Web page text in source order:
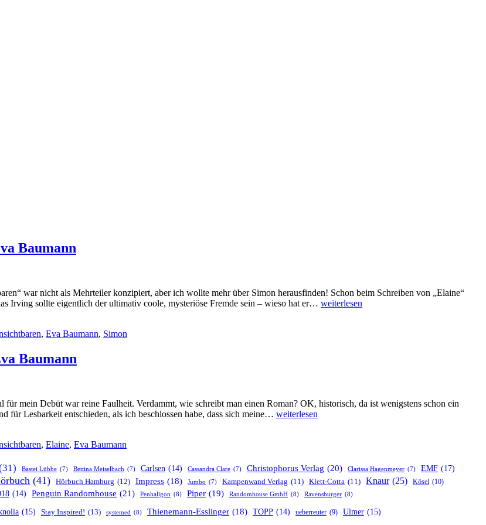
Baumann
war nicht als Mehrteiler konzipiert, aber ich wollte mehr über Simon herausfinden! Schon beim Schreiben von „Elaine“
Irving sollte eigentlich der ultimativ coole, mysteriöse Fremde sein – wieso hat er… 5
weiterlesen
, Eva Baumann, Simon
Baumann
mein Debüt war reine Faulheit. Verdammt, wie schreibt man einen Roman? OK, historisch, da ist wenigstens schon ein
für Lesbarkeit entschieden, als ich beschlossen habe, dass sich meine… 5
1:
Elaine“
von
Eva
Baumann
weiterlesen
, Elaine, Eva Baumann
Bastei Lübbe (7) Bettina Meiselbach (7) Carlsen (14) Cassandra Clare (7) Christophorus Verlag (20) Clarissa Hagenmeyer (7) EMF (17)
(41) Hörbuch Hamburg (12) Impress (18) Jumbo (7) Kampenwand Verlag (11) Klett-Cotta (11) Knaur (25) Kösel (10)
(14) Penguin Randomhouse (21) Penhaligon (8) Piper (19) Randomhouse GmbH (8) Ravensburger (8)
(15) Stay Inspired! (13) systemed (8) Thienemann-Esslinger (18) TOPP (14) ueberreuter (9) Ulmer (15)